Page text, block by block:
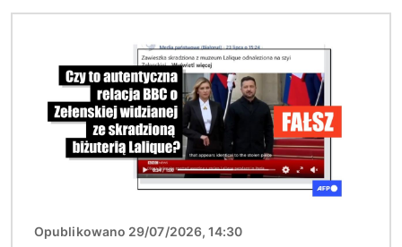
Opublikowano 29/07/2026, 14:30